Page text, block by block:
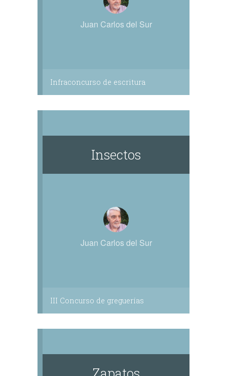
Juan Carlos del Sur
Infraconcurso de escritura
Insectos
Juan Carlos del Sur
III Concurso de greguerías